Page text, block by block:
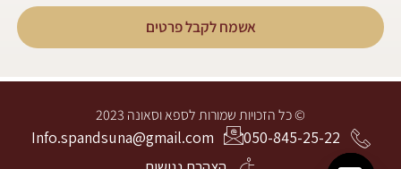
אשמח לקבל פרטים
© כל הזכויות שמורות לספא וסאונה 2023
050-845-25-22
Info.spandsuna@gmail.com